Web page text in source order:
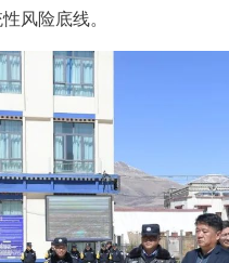
风险底线。